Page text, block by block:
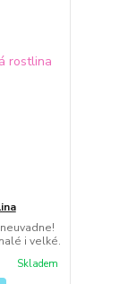
i velké.
Skladem